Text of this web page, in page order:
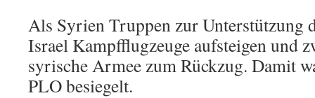
Als Syrien Truppen zur Unterstützung
Israel Kampfflugzeuge aufsteigen und
syrische Armee zum Rückzug. Damit
PLO besiegelt.